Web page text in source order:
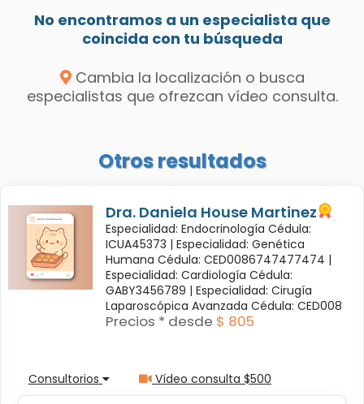
No encontramos a un especialista que
coincida con tu búsqueda
Cambia la localización o busca
especialistas que ofrezcan vídeo consulta.
Otros resultados
Dra. Daniela House Martinez
Especialidad: Endocrinología Cédula:
ICUA45373 | Especialidad: Genética
Humana Cédula: CED0086747477474 |
Especialidad: Cardiología Cédula:
GABY3456789 | Especialidad: Cirugía
Laparoscópica Avanzada Cédula: CED008
Precios * desde $ 805
Consultorios Vídeo consulta $500